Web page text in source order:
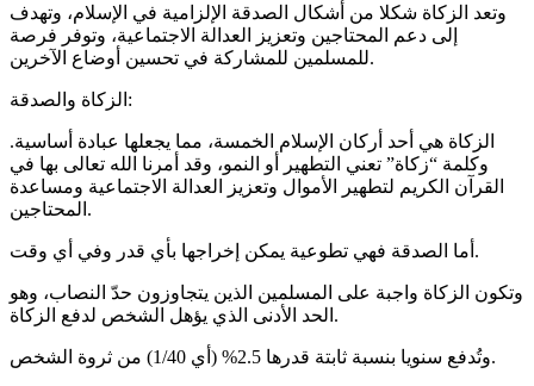
وتعد الزكاة شكلا من أشكال الصدقة الإلزامية في الإسلام، وتهدف
إلى دعم المحتاجين وتعزيز العدالة الاجتماعية، وتوفر فرصة
للمسلمين للمشاركة في تحسين أوضاع الآخرين.
الزكاة والصدقة:
الزكاة هي أحد أركان الإسلام الخمسة، مما يجعلها عبادة أساسية.
وكلمة “زكاة” تعني التطهير أو النمو، وقد أمرنا الله تعالى بها في
القرآن الكريم لتطهير الأموال وتعزيز العدالة الاجتماعية ومساعدة
المحتاجين.
أما الصدقة فهي تطوعية يمكن إخراجها بأي قدر وفي أي وقت.
وتكون الزكاة واجبة على المسلمين الذين يتجاوزون حدّ النصاب، وهو
الحد الأدنى الذي يؤهل الشخص لدفع الزكاة.
وتُدفع سنويا بنسبة ثابتة قدرها 2.5% (أي 1/40) من ثروة الشخص.